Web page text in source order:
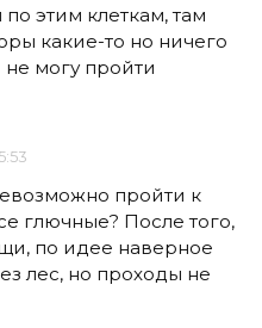
этим клеткам, там
какие-то но ничего
не могу пройти
пройти к
глючные? После того,
по идее наверное
лес, но проходы не